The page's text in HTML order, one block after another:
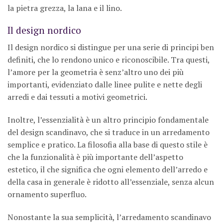
la pietra grezza, la lana e il lino.
Il design nordico
Il design nordico si distingue per una serie di principi ben
definiti, che lo rendono unico e riconoscibile. Tra questi,
l’amore per la geometria è senz’altro uno dei più
importanti, evidenziato dalle linee pulite e nette degli
arredi e dai tessuti a motivi geometrici.
Inoltre, l’essenzialità è un altro principio fondamentale
del design scandinavo, che si traduce in un arredamento
semplice e pratico. La filosofia alla base di questo stile è
che la funzionalità è più importante dell’aspetto
estetico, il che significa che ogni elemento dell’arredo e
della casa in generale è ridotto all’essenziale, senza alcun
ornamento superfluo.
Nonostante la sua semplicità, l’arredamento scandinavo